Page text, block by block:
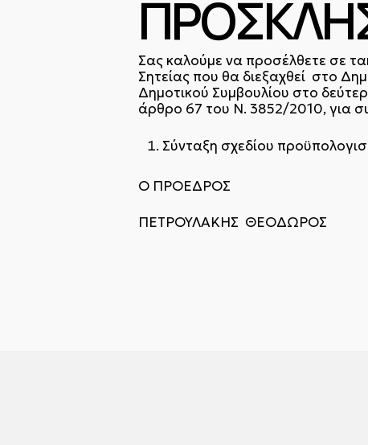
Σας καλούμε να προσέλθετε σε
Σητείας που θα διεξαχθεί στο
Δημοτικού Συμβουλίου στο
άρθρο 67 του Ν. 3852/2010, για
Σύνταξη σχεδίου
Ο ΠΡΟΕΔΡΟΣ
ΠΕΤΡΟΥΛΑΚΗΣ ΘΕΟΔΩΡΟΣ